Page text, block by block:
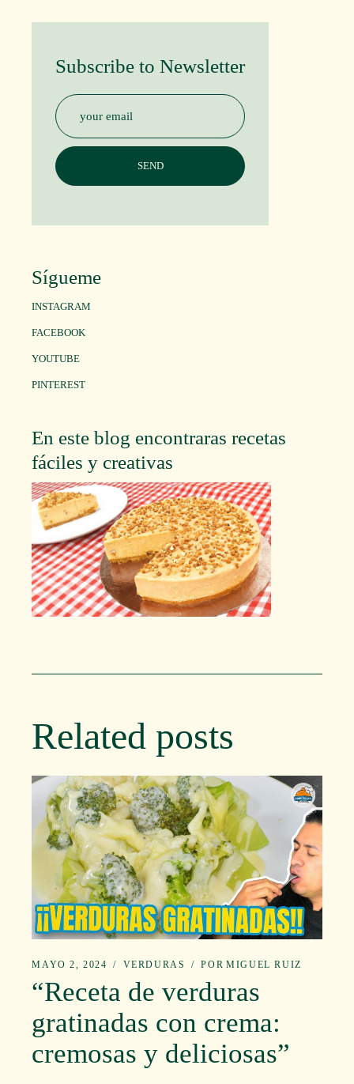
Subscribe to Newsletter
Sígueme
INSTAGRAM
FACEBOOK
YOUTUBE
PINTEREST
En este blog encontraras recetas
fáciles y creativas
Related posts
MAYO 2, 2024 VERDURAS POR MIGUEL RUIZ
“Receta de verduras
gratinadas con crema:
cremosas y deliciosas”